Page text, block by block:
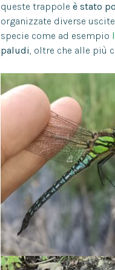
queste trappole è stato
organizzate diverse
specie come ad esempio
paludi, oltre che alle più